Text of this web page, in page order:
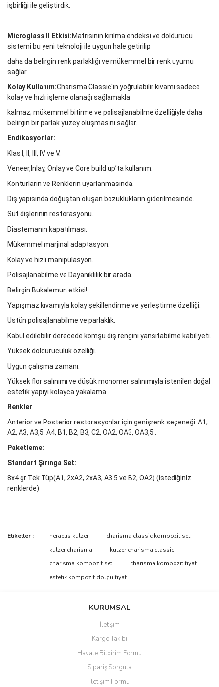
işbirliği ile geliştirdik.
Microglass II Etkisi:Matrisinin kırılma endeksi ve doldurucu
sistemi bu yeni teknoloji ile uygun hale getirilip
daha da belirgin renk parlaklığı ve mükemmel bir renk uyumu
sağlar.
Kolay Kullanım:Charisma Classic'in yoğrulabilir kıvamı sadece
kolay ve hızlı işleme olanağı sağlamakla
kalmaz; mükemmel bitirme ve polisajlanabilme özelliğiyle daha
belirgin bir parlak yüzey oluşmasını sağlar.
Endikasyonlar:
Klas I, II, III, IV ve V.
Veneer,Inlay, Onlay ve Core build up’ta kullanım.
Konturların ve Renklerin uyarlanmasında.
Diş yapısında doğuştan oluşan bozuklukların giderilmesinde.
Süt dişlerinin restorasyonu.
Diastemanın kapatılması.
Mükemmel marjinal adaptasyon.
Kolay ve hızlı manipülasyon.
Polisajlanabilme ve Dayanıklılık bir arada.
Belirgin Bukalemun etkisi!
Yapışmaz kıvamıyla kolay şekillendirme ve yerleştirme özelliği.
Üstün polisajlanabilme ve parlaklık.
Kabul edilebilir derecede komşu diş rengini yansıtabilme kabiliyeti.
Yüksek dolduruculuk özelliği.
Uygun çalışma zamanı.
Yüksek flor salınımı ve düşük monomer salınımıyla istenilen doğal
estetik yapıyı kolayca yakalama.
Renkler
Anterior ve Posterior restorasyonlar için genişrenk seçeneği: A1,
A2, A3, A3,5, A4, B1, B2, B3, C2, OA2, OA3, OA3,5 .
Paketleme:
Standart Şırınga Set:
8x4 gr Tek Tüp(A1, 2xA2, 2xA3, A3.5 ve B2, OA2) (istediğiniz
renklerde)
Bu ürüne ilk yorumu siz yapın!
Yorum Yaz
Bu ürünün fiyat bilgisi, resim, ürün açıklamalarında ve diğer
tarafımıza iletebilirsiniz.
Görüş ve önerileriniz için teşekkür ederiz.
Ürün fiyatı diğer sitelerden daha pahalı.
Bu ürüne benzer farklı alternatifler olmalı.
Etiketler : heraeus kulzer
charisma classic kompozit set
kulzer charisma
kulzer charisma classic
charisma kompozit set
charisma kompozit fiyat
estetik kompozit dolgu fiyat
KURUMSAL
İletişim
Kargo Takibi
Havale Bildirim Formu
Sipariş Sorgula
İletişim Formu